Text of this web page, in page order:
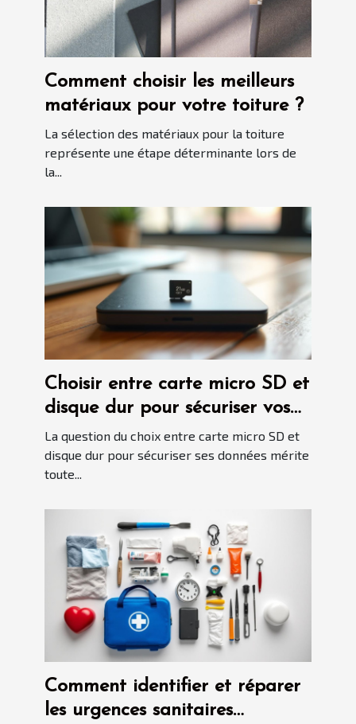
Comment choisir les meilleurs
matériaux pour votre toiture ?
La sélection des matériaux pour la toiture
représente une étape déterminante lors de
la...
Choisir entre carte micro SD et
disque dur pour sécuriser vos
données
La question du choix entre carte micro SD et
disque dur pour sécuriser ses données mérite
toute...
Comment identifier et réparer
les urgences sanitaires